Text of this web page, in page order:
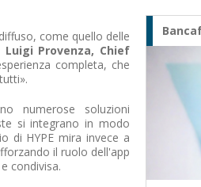
come quello delle
Luigi Provenza, Chief
completa, che
numerose soluzioni
si integrano in modo
di HYPE mira invece a
il ruolo dell'app
condivisa.